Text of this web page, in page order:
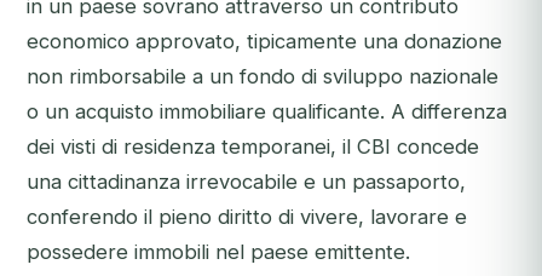
in un paese sovrano attraverso un contributo
economico approvato, tipicamente una donazione
non rimborsabile a un fondo di sviluppo nazionale
o un acquisto immobiliare qualificante. A differenza
dei visti di residenza temporanei, il CBI concede
una cittadinanza irrevocabile e un passaporto,
conferendo il pieno diritto di vivere, lavorare e
possedere immobili nel paese emittente.